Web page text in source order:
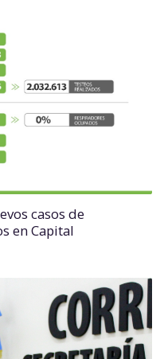
casos de
en Capital